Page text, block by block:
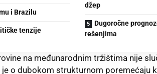
i Brazilu
tenzije
džep
Dugoročne
rešenjima
na međunarodnim tržištima nije
o dubokom strukturnom poremećaju